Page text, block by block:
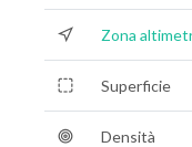
Zona
Superficie
Densità